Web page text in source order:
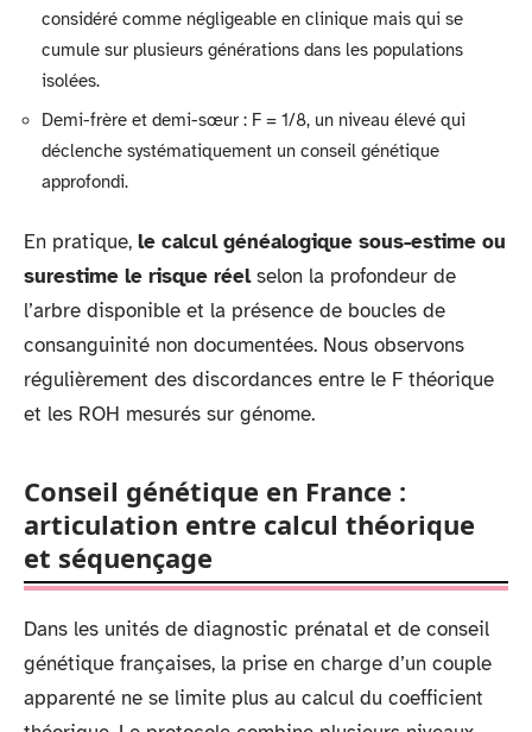
considéré comme négligeable en clinique mais qui se
cumule sur plusieurs générations dans les populations
isolées.
Demi-frère et demi-sœur : F = 1/8, un niveau élevé qui
déclenche systématiquement un conseil génétique
approfondi.
En pratique, le calcul généalogique sous-estime ou
surestime le risque réelselon la profondeur de
l’arbre disponible et la présence de boucles de
consanguinité non documentées. Nous observons
régulièrement des discordances entre le F théorique
et les ROH mesurés sur génome.
Conseil génétique en France :
articulation entre calcul théorique
et séquençage
Dans les unités de diagnostic prénatal et de conseil
génétique françaises, la prise en charge d’un couple
apparenté ne se limite plus au calcul du coefficient